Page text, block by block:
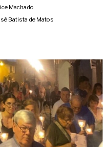
Machado
Batista de Matos